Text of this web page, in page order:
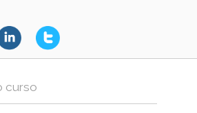
curso